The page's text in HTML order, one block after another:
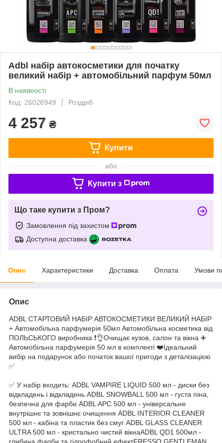
Adbl набір автокосметики для початку
великий набір + автомобільний парфум 50мл
В наявності
Код: 26026949
Роздріб
4 257 ₴
Купити
або
Купити з
Що таке купити з Пром?
Замовлення під захистом
Доступна доставка
Опис Характеристики Доставка Оплата Умови
Опис
ADBL СТАРТОВИЙ НАБІР АВТОКОСМЕТИКИ ВЕЛИКИЙ НАБІР
+ Автомобільна парфумерія 50мл Автомобільна косметика від
ПОЛЬСЬКОГО виробника ❗️👌Очищає кузов, салон та вікна ➕
Автомобільна парфумерія 50 мл в комплекті ❤️Ідеальний
вибір на подарунок або початок вашої пригоди з деталізацією
✅
✅ У набір входить: ADBL VAMPIRE LIQUID 500 мл - диски без
відкладень і відкладень ADBL SNOWBALL 500 мл - густа піна,
безпечна для фарби ADBL APC 500 мл - універсальне
внутрішнє та зовнішнє очищення ADBL INTERIOR CLEANER
500 мл - кабіна та пластик без смуг ADBL GLASS CLEANER
ULTRA 500 мл - кристально чистий вікнаADBL QD1 500мл -
глибина фарби та гідрофобний ефектFRESSO GENTLEMAN